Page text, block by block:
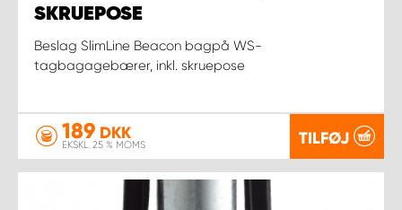
SKRUEPOSE
Beslag SlimLine Beacon bagpå WS-
tagbagagebærer, inkl. skruepose
189 DKK
EKSKL. 25 % MOMS TILFØJ